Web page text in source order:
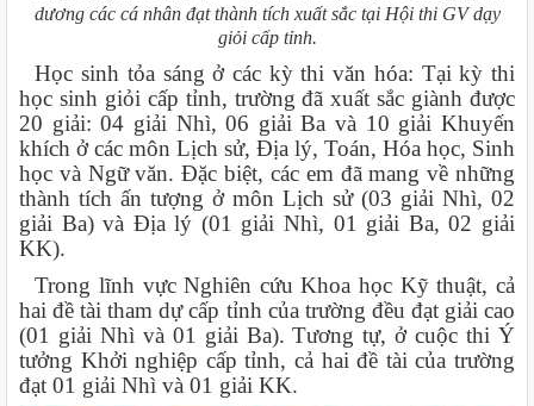
dương các cá nhân đạt thành tích xuất sắc tại Hội thi GV dạy
giỏi cấp tỉnh.
Học sinh tỏa sáng ở các kỳ thi văn hóa: Tại kỳ thi
học sinh giỏi cấp tỉnh, trường đã xuất sắc giành được
20 giải: 04 giải Nhì, 06 giải Ba và 10 giải Khuyến
khích ở các môn Lịch sử, Địa lý, Toán, Hóa học, Sinh
học và Ngữ văn. Đặc biệt, các em đã mang về những
thành tích ấn tượng ở môn Lịch sử (03 giải Nhì, 02
giải Ba) và Địa lý (01 giải Nhì, 01 giải Ba, 02 giải
KK).
Trong lĩnh vực Nghiên cứu Khoa học Kỹ thuật, cả
hai đề tài tham dự cấp tỉnh của trường đều đạt giải cao
(01 giải Nhì và 01 giải Ba). Tương tự, ở cuộc thi Ý
tưởng Khởi nghiệp cấp tỉnh, cả hai đề tài của trường
đạt 01 giải Nhì và 01 giải KK.